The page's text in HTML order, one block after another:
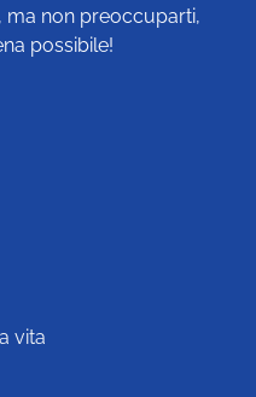
ma non preoccuparti,
possibile!
vita